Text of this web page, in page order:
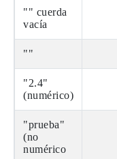
"" cuerda
vacía
""
"2.4"
(numérico)
"prueba"
(no
numérico